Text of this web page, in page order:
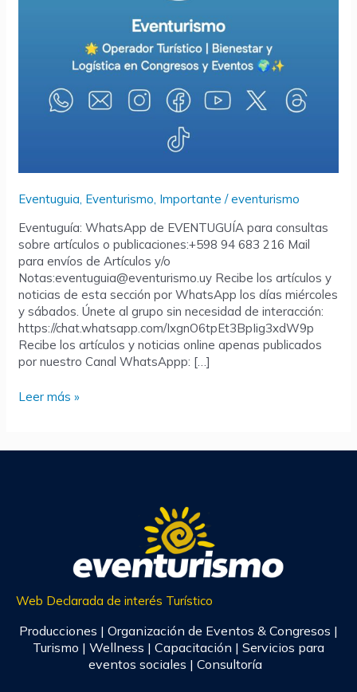
Eventuguia, Eventurismo, Importante /eventurismo
Eventuguía: WhatsApp de EVENTUGUÍA para consultas
sobre artículos o publicaciones:+598 94 683 216 Mail
para envíos de Artículos y/o
Notas:eventuguia@eventurismo.uy Recibe los artículos y
noticias de esta sección por WhatsApp los días miércoles
y sábados. Únete al grupo sin necesidad de interacción:
https://chat.whatsapp.com/IxgnO6tpEt3BpIig3xdW9p
Recibe los artículos y noticias online apenas publicados
por nuestro Canal WhatsAppp: […]
Leer más »
Web Declarada de interés Turístico
Producciones | Organización de Eventos & Congresos |
Turismo | Wellness | Capacitación | Servicios para
eventos sociales | Consultoría